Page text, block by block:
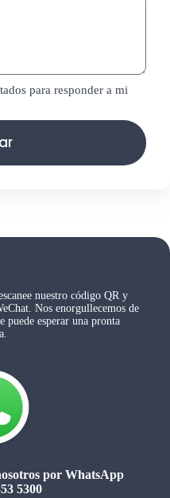
para responder a mi
nuestro código QR y
Nos enorgullecemos de
puede esperar una pronta
por WhatsApp
5300